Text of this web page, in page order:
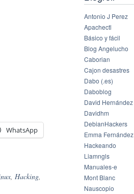
WhatsApp
, Hacking,
Antonio J Perez
Apachectl
Básico y fácil
Blog Angelucho
Caborian
Cajon desastres
Dabo (.es)
Daboblog
David Hernández
Davidhm
DebianHackers
Emma Fernández
Hackeando
Liamngls
Manuales-e
Mont Blanc
Nauscopio